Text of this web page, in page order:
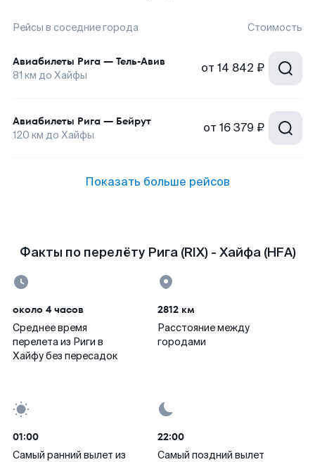
Рейсы в соседние города Стоимость
Авиабилеты Рига — Тель-Авив
81 км до Хайфы от 14 842 ₽
Авиабилеты Рига — Бейрут
120 км до Хайфы от 16 379 ₽
Показать больше рейсов
Факты по перелёту Рига (RIX) - Хайфа (HFA)
около 4 часов
Среднее время
перелета из Риги в
Хайфу без пересадок
2812 км
Расстояние между
городами
01:00
Самый ранний вылет из
22:00
Самый поздний вылет